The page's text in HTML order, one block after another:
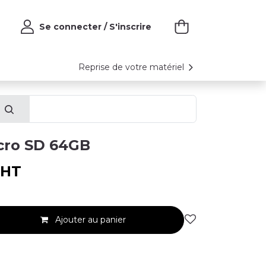
Se connecter / S'inscrire
Reprise de votre matériel
SD 64GB
HT
Ajouter au panier